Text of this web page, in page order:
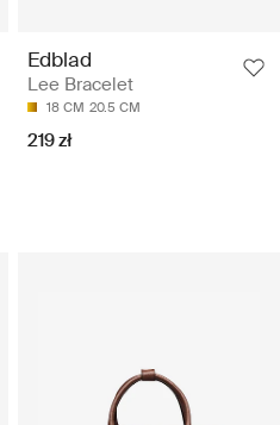
Edblad
Lee Bracelet
18 CM 20.5 CM
219 zł